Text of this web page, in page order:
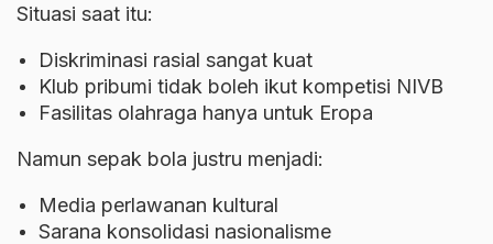
Situasi saat itu:
Diskriminasi rasial sangat kuat
Klub pribumi tidak boleh ikut kompetisi NIVB
Fasilitas olahraga hanya untuk Eropa
Namun sepak bola justru menjadi:
Media perlawanan kultural
Sarana konsolidasi nasionalisme